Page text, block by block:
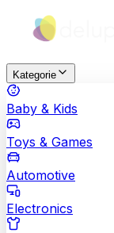
Kategorie
Baby & Kids
Toys & Games
Automotive
Electronics